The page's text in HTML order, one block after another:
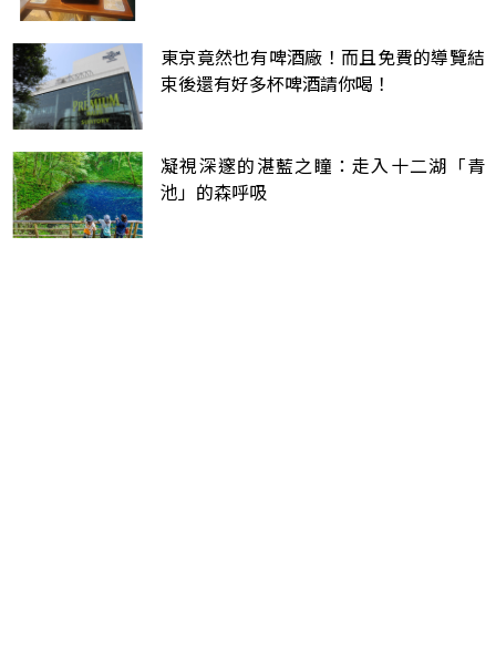
東京竟然也有啤酒廠！而且免費的導覽結
束後還有好多杯啤酒請你喝！
凝視深邃的湛藍之瞳：走入十二湖「青
池」的森呼吸